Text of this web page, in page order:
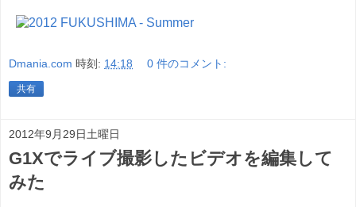
Dmania.com 時刻: 14:18 0 件のコメント:
共有
2012年9月29日土曜日
G1Xでライブ撮影したビデオを編集して
みた